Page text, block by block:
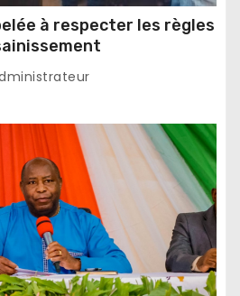
à respecter les règles